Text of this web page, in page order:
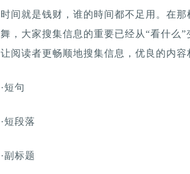
时间就是钱财，谁的時间都不足用。在
舞，大家搜集信息的重要已经从“看什么
让阅读者更畅顺地搜集信息，优良的内容
·短句
·短段落
·副标题